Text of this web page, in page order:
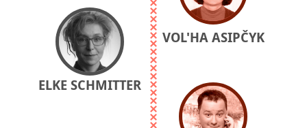
ELKE SCHMITTER
VOL'HA ASIPČYK